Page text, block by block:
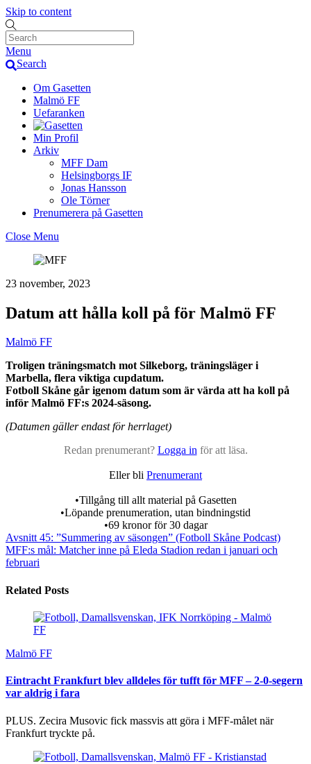
Skip to content
Menu
Search
Om Gasetten
Malmö FF
Uefaranken
Min Profil
Arkiv
MFF Dam
Helsingborgs IF
Jonas Hansson
Ole Törner
Prenumerera på Gasetten
Close Menu
23 november, 2023
Datum att hålla koll på för Malmö FF
Malmö FF
Troligen träningsmatch mot Silkeborg, träningsläger i
Marbella, flera viktiga cupdatum.
Fotboll Skåne går igenom datum som är värda att ha koll på
inför Malmö FF:s 2024-säsong.
(Datumen gäller endast för herrlaget)
Redan prenumerant? Logga in för att läsa.
Eller bli Prenumerant
•Tillgång till allt material på Gasetten
•Löpande prenumeration, utan bindningstid
•69 kronor för 30 dagar
Avsnitt 45: ”Summering av säsongen” (Fotboll Skåne Podcast)
MFF:s mål: Matcher inne på Eleda Stadion redan i januari och
februari
Related Posts
Malmö FF
Eintracht Frankfurt blev alldeles för tufft för MFF – 2-0-segern
var aldrig i fara
PLUS. Zecira Musovic fick massvis att göra i MFF-målet när
Frankfurt tryckte på.